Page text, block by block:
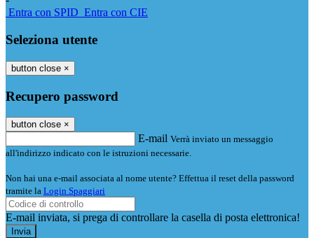
Entra con SPID Entra con CIE
Seleziona utente
button close ×
Recupero password
button close ×
E-mail Verrà inviato un messaggio
all'indirizzo indicato con le istruzioni necessarie.
Non hai una e-mail associata al nome utente? Effettua il reset della password
tramite la Login Spaggiari
E-mail inviata, si prega di controllare la casella di posta elettronica!